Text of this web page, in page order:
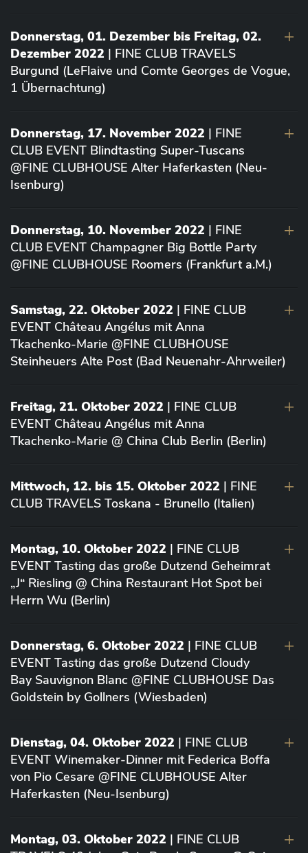
Donnerstag, 01. Dezember bis Freitag, 02.
Dezember 2022 | FINE CLUB TRAVELS
Burgund (LeFlaive und Comte Georges de Vogue,
1 Übernachtung)
Donnerstag, 17. November 2022 | FINE
CLUB EVENT Blindtasting Super-Tuscans
@FINE CLUBHOUSE Alter Haferkasten (Neu-
Isenburg)
Donnerstag, 10. November 2022 | FINE
CLUB EVENT Champagner Big Bottle Party
@FINE CLUBHOUSE Roomers (Frankfurt a.M.)
Samstag, 22. Oktober 2022 | FINE CLUB
EVENT Château Angélus mit Anna
Tkachenko-Marie @FINE CLUBHOUSE
Steinheuers Alte Post (Bad Neuenahr-Ahrweiler)
Freitag, 21. Oktober 2022 | FINE CLUB
EVENT Château Angélus mit Anna
Tkachenko-Marie @ China Club Berlin (Berlin)
Mittwoch, 12. bis 15. Oktober 2022 | FINE
CLUB TRAVELS Toskana - Brunello (Italien)
Montag, 10. Oktober 2022 | FINE CLUB
EVENT Tasting das große Dutzend Geheimrat
„J“ Riesling @ China Restaurant Hot Spot bei
Herrn Wu (Berlin)
Donnerstag, 6. Oktober 2022 | FINE CLUB
EVENT Tasting das große Dutzend Cloudy
Bay Sauvignon Blanc @FINE CLUBHOUSE Das
Goldstein by Gollners (Wiesbaden)
Dienstag, 04. Oktober 2022 | FINE CLUB
EVENT Winemaker-Dinner mit Federica Boffa
von Pio Cesare @FINE CLUBHOUSE Alter
Haferkasten (Neu-Isenburg)
Montag, 03. Oktober 2022 | FINE CLUB